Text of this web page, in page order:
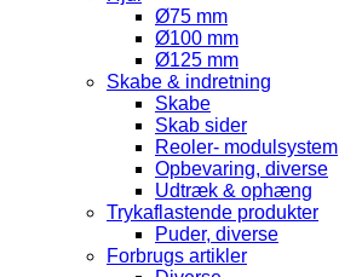
Ø75 mm
Ø100 mm
Ø125 mm
Skabe & indretning
Skabe
Skab sider
Reoler- modulsystem
Opbevaring, diverse
Udtræk & ophæng
Trykaflastende produkter
Puder, diverse
Forbrugs artikler